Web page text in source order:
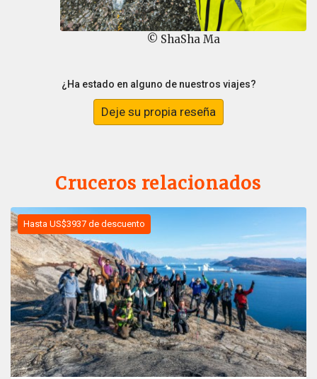
© ShaSha Ma
¿Ha estado en alguno de nuestros viajes?
Deje su propia reseña
Cruceros relacionados
Hasta US$3937 de descuento